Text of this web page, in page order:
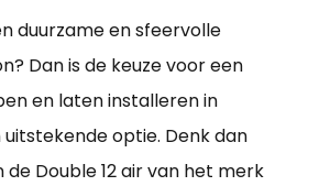
duurzame en sfeervolle
Dan is de keuze voor een
en laten installeren in
optie. Denk dan
Double 12 air van het merk